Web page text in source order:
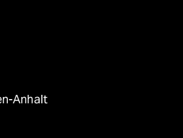
Anhalt